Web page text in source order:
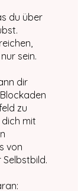
du über
sein.
dir
zu
mit
von